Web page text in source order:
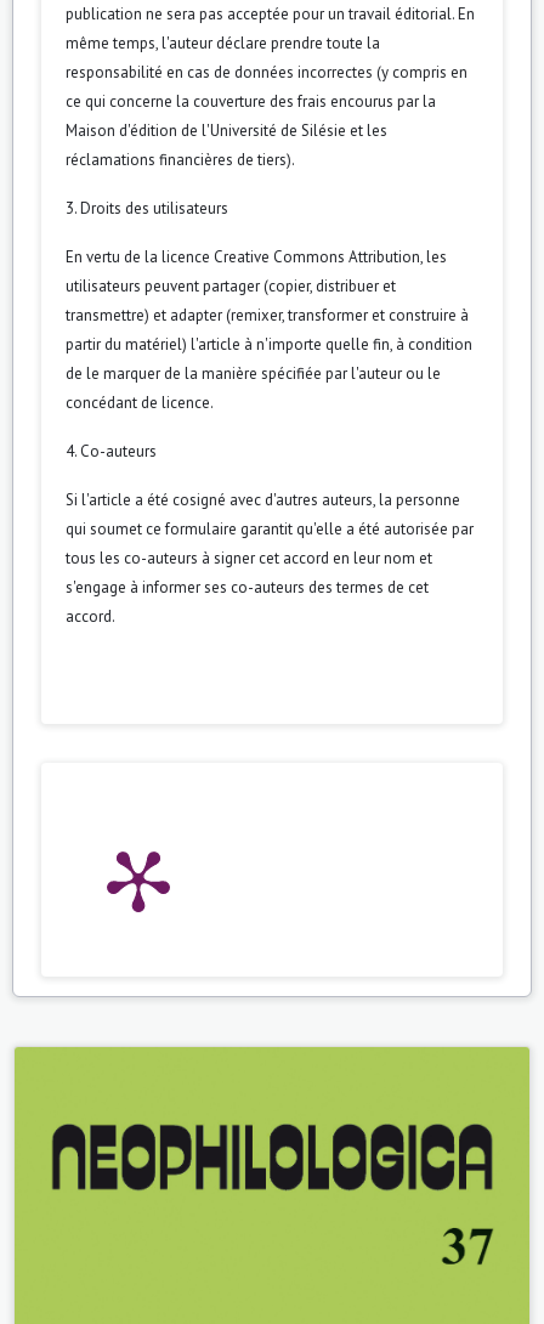
publication ne sera pas acceptée pour un travail éditorial. En
même temps, l'auteur déclare prendre toute la
responsabilité en cas de données incorrectes (y compris en
ce qui concerne la couverture des frais encourus par la
Maison d'édition de l'Université de Silésie et les
réclamations financières de tiers).
3. Droits des utilisateurs
En vertu de la licence Creative Commons Attribution, les
utilisateurs peuvent partager (copier, distribuer et
transmettre) et adapter (remixer, transformer et construire à
partir du matériel) l'article à n'importe quelle fin, à condition
de le marquer de la manière spécifiée par l'auteur ou le
concédant de licence.
4. Co-auteurs
Si l'article a été cosigné avec d'autres auteurs, la personne
qui soumet ce formulaire garantit qu'elle a été autorisée par
tous les co-auteurs à signer cet accord en leur nom et
s'engage à informer ses co-auteurs des termes de cet
accord.